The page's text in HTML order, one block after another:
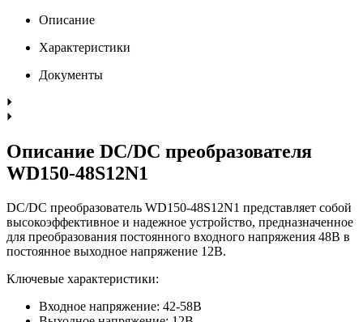
Описание
Характеристики
Документы
Описание DC/DC преобразователя
WD150-48S12N1
DC/DC преобразователь WD150-48S12N1 представляет собой
высокоэффективное и надежное устройство, предназначенное
для преобразования постоянного входного напряжения 48В в
постоянное выходное напряжение 12В.
Ключевые характеристики:
Входное напряжение: 42-58В